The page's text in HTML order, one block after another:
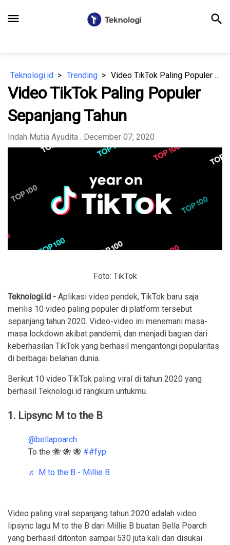
menu search
Teknologi.id Trending Video TikTok Paling Populer Sepanjang Tahun
Video TikTok Paling Populer
Sepanjang Tahun
Indah Mutia Ayudita . December 07, 2020
Foto: TikTok
Teknologi.id - Aplikasi video pendek, TikTok baru saja
merilis 10 video paling populer di platform tersebut
sepanjang tahun 2020. Video-video ini menemani masa-
masa lockdown akibat pandemi, dan menjadi bagian dari
keberhasilan TikTok yang berhasil mengantongi popularitas
di berbagai belahan dunia.
Berikut 10 video TikTok paling viral di tahun 2020 yang
berhasil Teknologi.id rangkum untukmu.
1. Lipsync M to the B
@bellapoarch
To the 🐝 🐝 🐝 ##fyp
♬ M to the B - Millie B
Video paling viral sepanjang tahun 2020 adalah video
lipsync lagu M to the B dari Millie B buatan Bella Poarch
yang berhasil ditonton sampai 530 juta kali dan disukai